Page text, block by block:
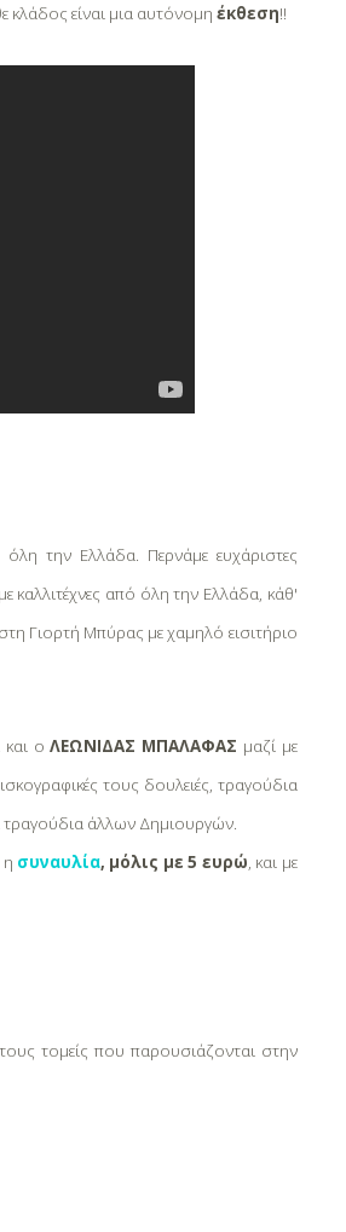
κλάδος είναι μια αυτόνομηέκθεση!!
την Ελλάδα. Περνάμε ευχάριστες
καλλιτέχνες από όλη την Ελλάδα, κάθ'
Γιορτή Μπύρας με χαμηλό εισιτήριο
και οΛΕΩΝΙΔΑΣ ΜΠΑΛΑΦΑΣ μαζί με
τους δουλειές, τραγούδια
τραγούδια άλλων Δημιουργών.
συναυλία, μόλις με 5 ευρώ, και με
τομείς που παρουσιάζονται στην